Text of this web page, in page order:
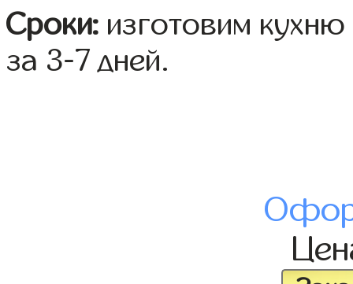
Сроки: изготовим
за 3-7 дней.